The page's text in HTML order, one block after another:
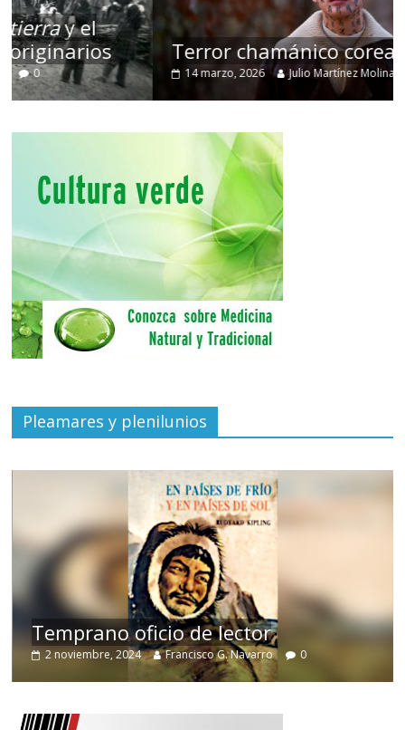
Terror chamánico coreano
14 marzo, 2026 Julio Martínez Molina 0
Pleamares y plenilunios
Temprano oficio de lector
2 noviembre, 2024 Francisco G. Navarro 0